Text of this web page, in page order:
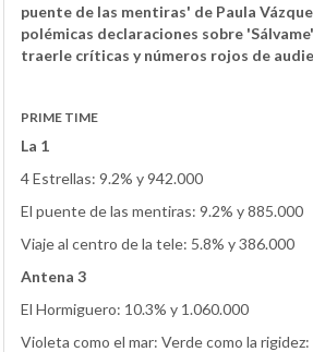
puente de las mentiras' de Paula
polémicas declaraciones sobre
traerle críticas y números rojos de
PRIME TIME
La 1
4 Estrellas: 9.2% y 942.000
El puente de las mentiras: 9.2% y 885.000
Viaje al centro de la tele: 5.8% y 386.000
Antena 3
El Hormiguero: 10.3% y 1.060.000
Violeta como el mar: Verde como la